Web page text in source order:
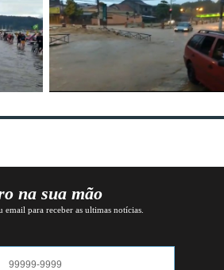
na sua mão
email para receber as ultimas notícias.